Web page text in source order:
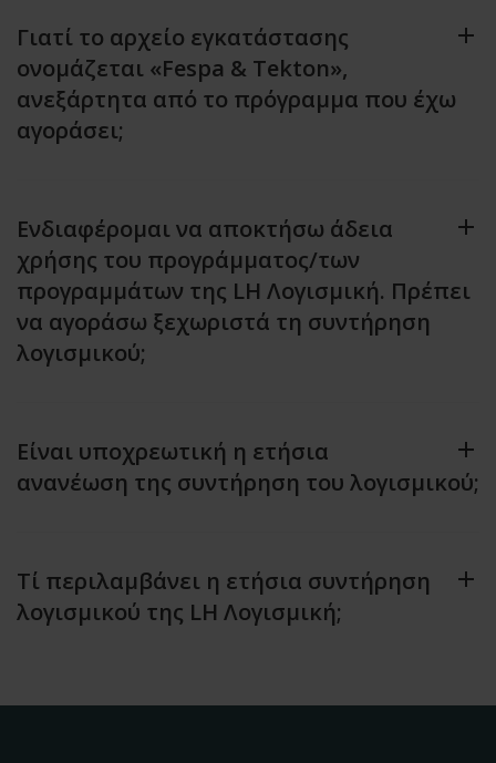
Γιατί το αρχείο εγκατάστασης
ονομάζεται «Fespa & Tekton»,
ανεξάρτητα από το πρόγραμμα που έχω
αγοράσει;
Ενδιαφέρομαι να αποκτήσω άδεια
χρήσης του προγράμματος/των
προγραμμάτων της LH Λογισμική. Πρέπει
να αγοράσω ξεχωριστά τη συντήρηση
λογισμικού;
Είναι υποχρεωτική η ετήσια
ανανέωση της συντήρηση του λογισμικού;
Τί περιλαμβάνει η ετήσια συντήρηση
λογισμικού της LH Λογισμική;